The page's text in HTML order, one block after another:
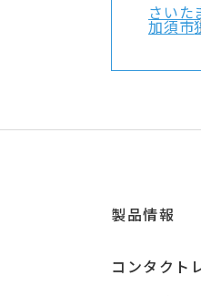
さいた
加須市
製品情報
コンタクト